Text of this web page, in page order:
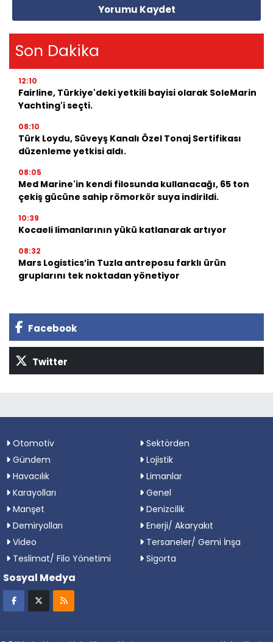
Yorumu Kaydet
Son Dakika
12:10
Fairline, Türkiye'deki yetkili bayisi olarak SoleMarin
Yachting'i seçti.
08:10
Türk Loydu, Süveyş Kanalı Özel Tonaj Sertifikası
düzenleme yetkisi aldı.
08:05
Med Marine'in kendi filosunda kullanacağı, 65 ton
çekiş gücüne sahip römorkör suya indirildi.
10:39
Kocaeli limanlarının yükü katlanarak artıyor
08:32
Mars Logistics’in Tuzla antreposu farklı ürün
gruplarını tek noktadan yönetiyor
Facebook
Twitter
Otomotiv
Sektörden
Gündem
Lojistik
Havacılık
Limanlar
Karayolları
Genel
Manşet
Denizcilik
Demiryolları
Enerji/ Akaryakıt
Video
Tersaneler/ Gemi İnşa
Teslimat/ Filo Yönetimi
Sigorta
Sosyal Medya